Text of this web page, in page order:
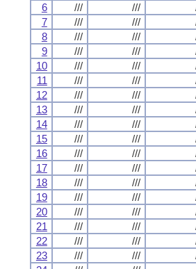
6
/// ///
7
/// ///
8
/// ///
9
/// ///
10
/// ///
11
/// ///
12
/// ///
13
/// ///
14
/// ///
15
/// ///
16
/// ///
17
/// ///
18
/// ///
19
/// ///
20
/// ///
21
/// ///
22
/// ///
23
/// ///